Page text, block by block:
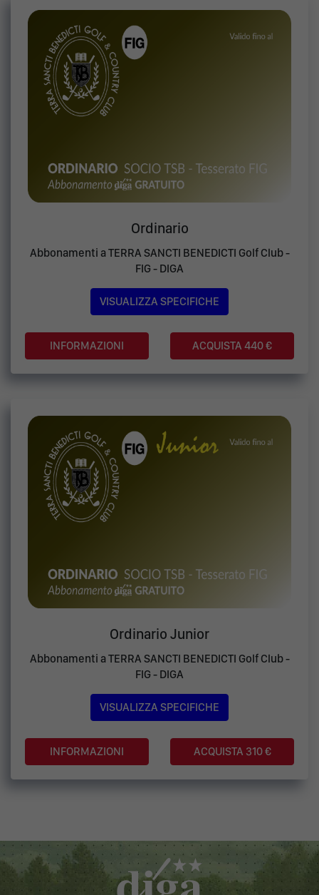
Ordinario
Abbonamenti a TERRA SANCTI BENEDICTI Golf Club -
FIG - DIGA
VISUALIZZA SPECIFICHE
ACQUISTA 440 €
Ordinario Junior
Abbonamenti a TERRA SANCTI BENEDICTI Golf Club -
FIG - DIGA
VISUALIZZA SPECIFICHE
ACQUISTA 310 €